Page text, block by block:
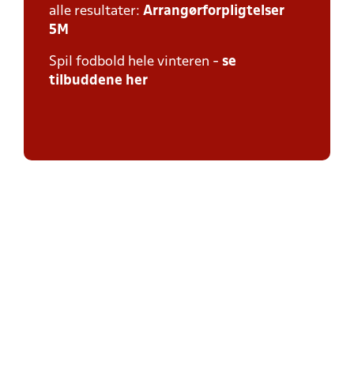
alle resultater: Arrangørforpligtelser
5M
Spil fodbold hele vinteren - se
tilbuddene her